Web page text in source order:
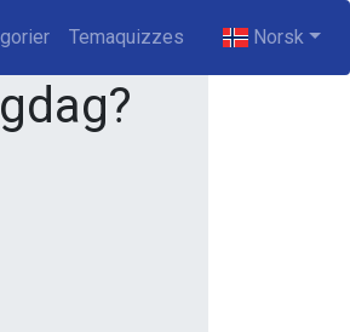
Temaquizzes Norsk